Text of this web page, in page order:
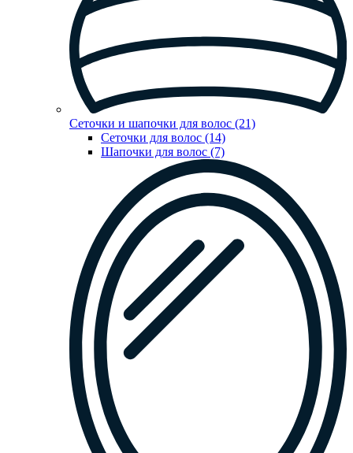
Сеточки и шапочки для волос (21)
Сеточки для волос (14)
Шапочки для волос (7)